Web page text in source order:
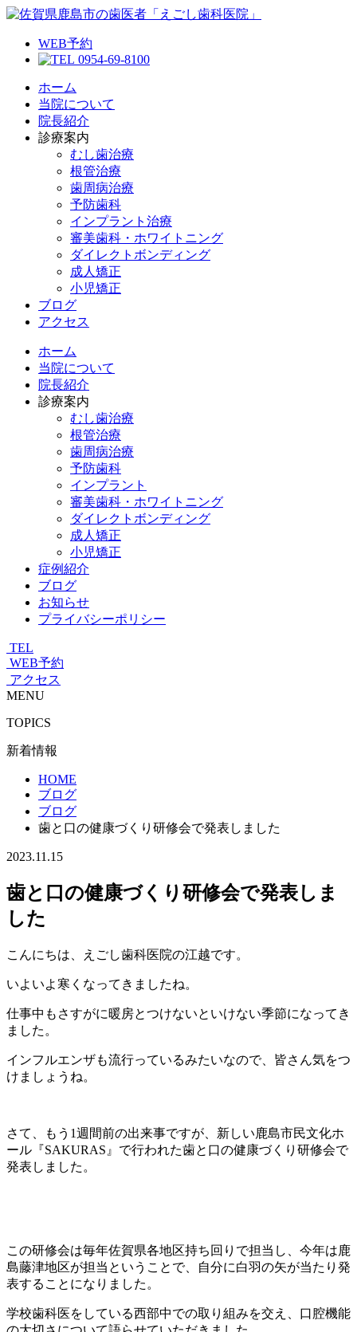
WEB予約
0954-69-8100
ホーム
当院について
院長紹介
診療案内
むし歯治療
根管治療
歯周病治療
予防歯科
インプラント治療
審美歯科・ホワイトニング
ダイレクトボンディング
成人矯正
小児矯正
ブログ
アクセス
ホーム
当院について
院長紹介
診療案内
むし歯治療
根管治療
歯周病治療
予防歯科
インプラント
審美歯科・ホワイトニング
ダイレクトボンディング
成人矯正
小児矯正
症例紹介
ブログ
お知らせ
プライバシーポリシー
TEL
WEB予約
アクセス
MENU
TOPICS
新着情報
HOME
ブログ
ブログ
歯と口の健康づくり研修会で発表しました
2023.11.15
歯と口の健康づくり研修会で発表しま
した
こんにちは、えごし歯科医院の江越です。
いよいよ寒くなってきましたね。
仕事中もさすがに暖房とつけないといけない季節になってき
ました。
インフルエンザも流行っているみたいなので、皆さん気をつ
けましょうね。
さて、もう1週間前の出来事ですが、新しい鹿島市民文化ホ
ール『SAKURAS』で行われた歯と口の健康づくり研修会で
発表しました。
この研修会は毎年佐賀県各地区持ち回りで担当し、今年は鹿
島藤津地区が担当ということで、自分に白羽の矢が当たり発
表することになりました。
学校歯科医をしている西部中での取り組みを交え、口腔機能